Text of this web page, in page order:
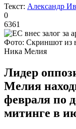
Текст: Александр
0
6361
Фото: Скриншот из
Ника Мелия
Лидер
Мелия
февраля по
митинге в